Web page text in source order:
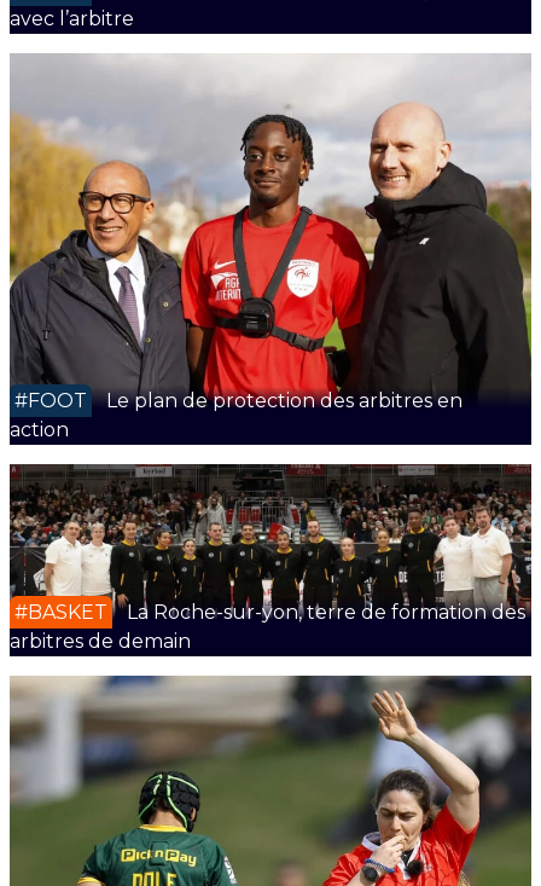
avec l’arbitre
#FOOT
Le plan de protection des arbitres en
action
#BASKET
La Roche-sur-yon, terre de formation des
arbitres de demain